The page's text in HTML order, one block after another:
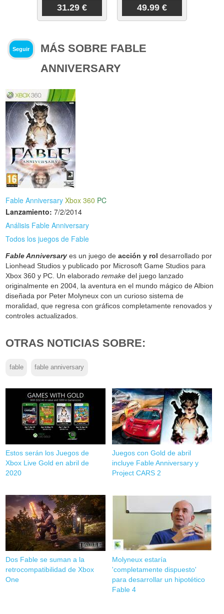
31.29 € 49.99 €
Seguir
MÁS SOBRE FABLE
ANNIVERSARY
Fable Anniversary Xbox 360 PC
Lanzamiento: 7/2/2014
Análisis Fable Anniversary
Todos los juegos de Fable
Fable Anniversary es un juego deacción y rol desarrollado por
Lionhead Studios y publicado por Microsoft Game Studios para
Xbox 360 y PC. Un elaboradoremake del juego lanzado
originalmente en 2004, la aventura en el mundo mágico de Albion
diseñada por Peter Molyneux con un curioso sistema de
moralidad, que regresa con gráficos completamente renovados y
controles actualizados.
OTRAS NOTICIAS SOBRE:
fable fable anniversary
Estos serán los Juegos de
Xbox Live Gold en abril de
2020
Juegos con Gold de abril
incluye Fable Anniversary y
Project CARS 2
Dos Fable se suman a la
retrocompatibilidad de Xbox
One
Molyneux estaría
'completamente dispuesto'
para desarrollar un hipotético
Fable 4